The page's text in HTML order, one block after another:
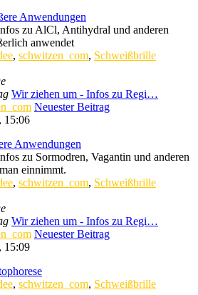
Anwendungen
zu AlCl, Antihydral und anderen
anwendet
, schwitzen_com, Schweißbrille
Wir ziehen um - Infos zu Regi…
Neuester Beitrag
15:06
Anwendungen
zu Sormodren, Vagantin und anderen
einnimmt.
, schwitzen_com, Schweißbrille
Wir ziehen um - Infos zu Regi…
Neuester Beitrag
15:09
, schwitzen_com, Schweißbrille